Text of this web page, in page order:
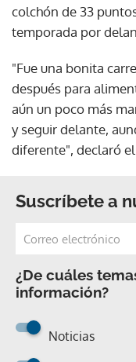
colchón de 33
temporada por
"Fue una bonita
después para
aún un poco más
y seguir delante,
diferente", declaró el
Suscríbete a
¿De cuáles
información?
Noticias